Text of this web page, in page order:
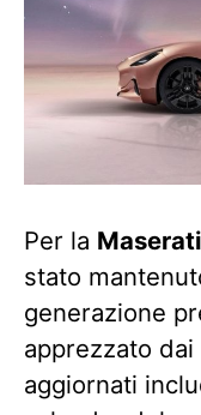
Per la
stato
generazione
apprezzato
aggiornati